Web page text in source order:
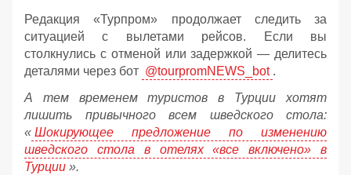
Редакция «Турпром» продолжает следить за
ситуацией с вылетами рейсов. Если вы
столкнулись с отменой или задержкой — делитесь
деталями через бот @tourpromNEWS_bot .
А тем временем туристов в Турции хотят
лишить привычного всем шведского стола:
« Шокирующее предложение по изменению
шведского стола в отелях «все включено» в
Турции ».